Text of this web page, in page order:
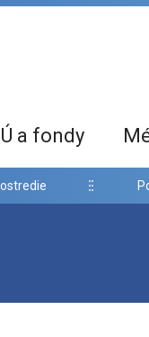
a fondy